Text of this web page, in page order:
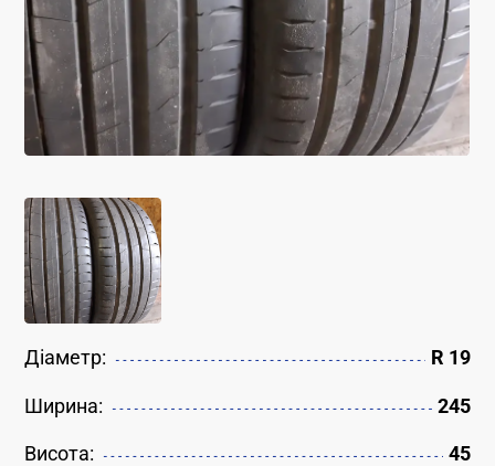
Діаметр: R 19
Ширина: 245
Висота: 45